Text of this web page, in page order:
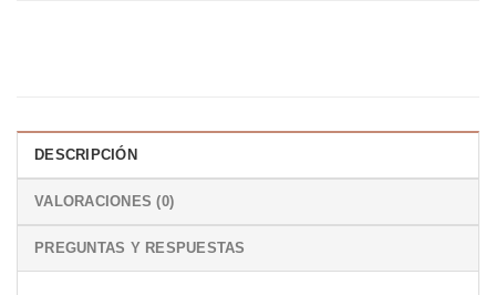
DESCRIPCIÓN
VALORACIONES (0)
PREGUNTAS Y RESPUESTAS